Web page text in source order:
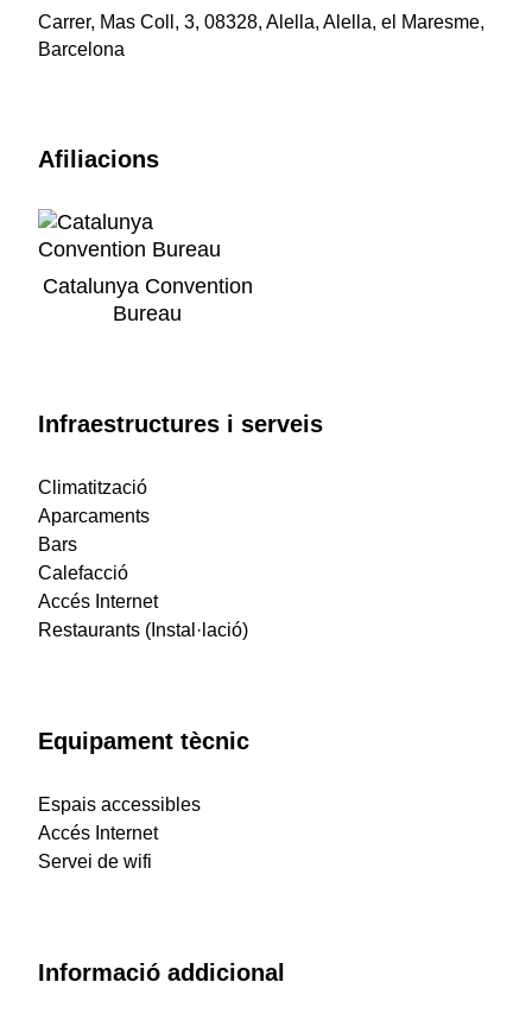
Carrer, Mas Coll, 3, 08328, Alella, Alella, el Maresme,
Barcelona
Afiliacions
Catalunya Convention
Bureau
Infraestructures i serveis
Climatització
Aparcaments
Bars
Calefacció
Accés Internet
Restaurants (Instal·lació)
Equipament tècnic
Espais accessibles
Accés Internet
Servei de wifi
Informació addicional